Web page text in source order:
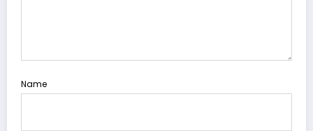
Name